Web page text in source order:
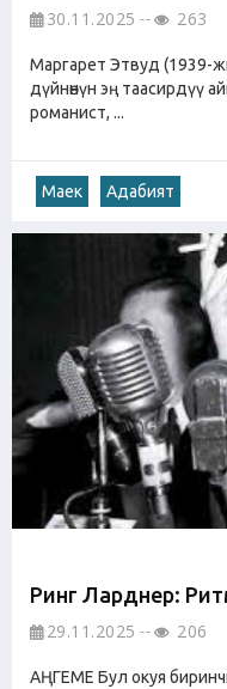
30.11.2025 263
Маргарет Этвуд (1939-
дүйнөнүн эң таасирдүү
романист, ...
Маек Адабият
Ринг Ларднер:
29.11.2025 206
АҢГЕМЕ Бул окуя биринчи